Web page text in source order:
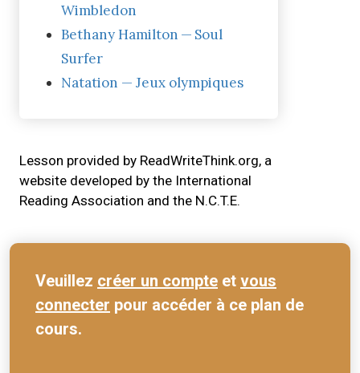
Wimbledon
Bethany Hamilton — Soul
Surfer
Natation — Jeux olympiques
Lesson provided by ReadWriteThink.org, a
website developed by the International
Reading Association and the N.C.T.E.
Veuillez créer un compte et vous
connecter pour accéder à ce plan de
cours.